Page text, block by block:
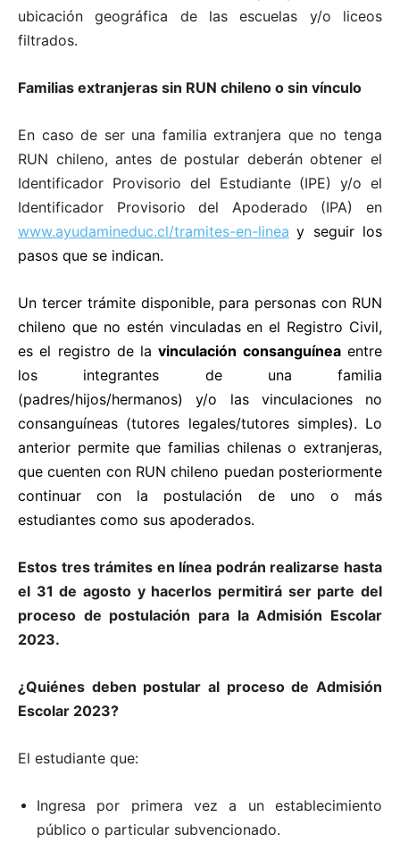
ubicación geográfica de las escuelas y/o liceos
filtrados.
Familias extranjeras sin RUN chileno o sin vínculo
En caso de ser una familia extranjera que no tenga
RUN chileno, antes de postular deberán obtener el
Identificador Provisorio del Estudiante (IPE) y/o el
Identificador Provisorio del Apoderado (IPA) en
www.ayudamineduc.cl/tramites-en-linea y seguir los
pasos que se indican.
Un tercer trámite disponible, para personas con RUN
chileno que no estén vinculadas en el Registro Civil,
es el registro de lavinculación consanguíneaentre
los integrantes de una familia
(padres/hijos/hermanos) y/o las vinculaciones no
consanguíneas (tutores legales/tutores simples). Lo
anterior permite que familias chilenas o extranjeras,
que cuenten con RUN chileno puedan posteriormente
continuar con la postulación de uno o más
estudiantes como sus apoderados.
Estos tres trámites en línea podrán realizarse hasta
el 31 de agosto y hacerlos permitirá ser parte del
proceso de postulación para la Admisión Escolar
2023.
¿Quiénes deben postular al proceso de Admisión
Escolar 2023?
El estudiante que:
Ingresa por primera vez a un establecimiento
público o particular subvencionado.